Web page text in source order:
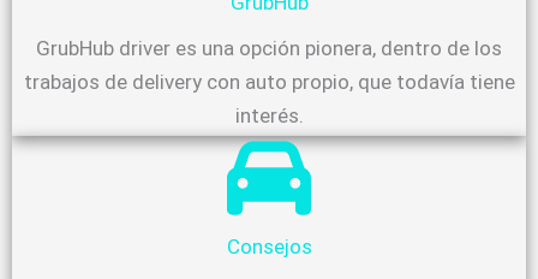
GrubHub driver es una opción pionera, dentro de los
trabajos de delivery con auto propio, que todavía tiene
interés.
Consejos